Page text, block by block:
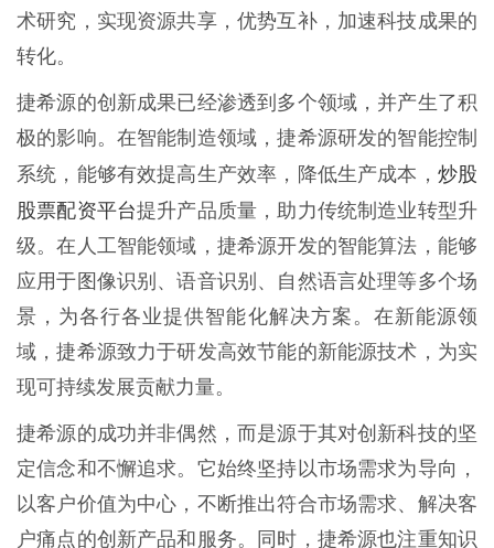
术研究，实现资源共享，优势互补，加速科技成果的
转化。
捷希源的创新成果已经渗透到多个领域，并产生了积
极的影响。在智能制造领域，捷希源研发的智能控制
系统，能够有效提高生产效率，降低生产成本， 炒股
股票配资平台提升产品质量，助力传统制造业转型升
级。在人工智能领域，捷希源开发的智能算法，能够
应用于图像识别、语音识别、自然语言处理等多个场
景，为各行各业提供智能化解决方案。在新能源领
域，捷希源致力于研发高效节能的新能源技术，为实
现可持续发展贡献力量。
捷希源的成功并非偶然，而是源于其对创新科技的坚
定信念和不懈追求。它始终坚持以市场需求为导向，
以客户价值为中心，不断推出符合市场需求、解决客
户痛点的创新产品和服务。同时，捷希源也注重知识